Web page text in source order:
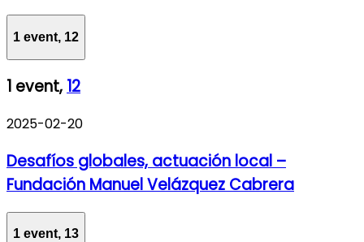
1 event, 12
1 event, 12
2025-02-20
Desafíos globales, actuación local –
Fundación Manuel Velázquez Cabrera
1 event, 13